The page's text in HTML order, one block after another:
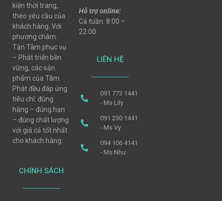
kiện thời trang,..
theo yêu cầu của
khách hàng. Với
phương châm:
Tận Tâm phục vụ
– Phát triển bền
vững, các sản
phẩm của Tâm
Phát đều đáp ứng
tiêu chí: đúng
hàng – đúng hạn
– đúng chất lượng
với giá cả tốt nhất
cho khách hàng.
CHÍNH SÁCH
Hỗ trợ online:
Cả tuần: 8:00 –
22:00
LIÊN HỆ
091 773 1441
- Ms Lily
091 230 1441
- Ms Vy
094 106 4141
- Ms Như